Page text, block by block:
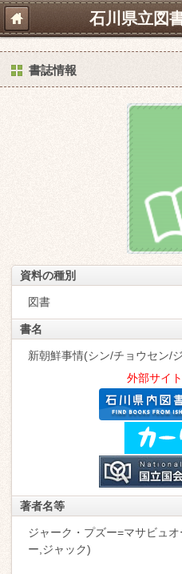
石川県立図
書誌情報
資料の種別
図書
書名
新朝鮮事情(シン/チョウセン/
外部サイ
著者名等
ジャーク・プズー=マサビュ
ー,ジャック)